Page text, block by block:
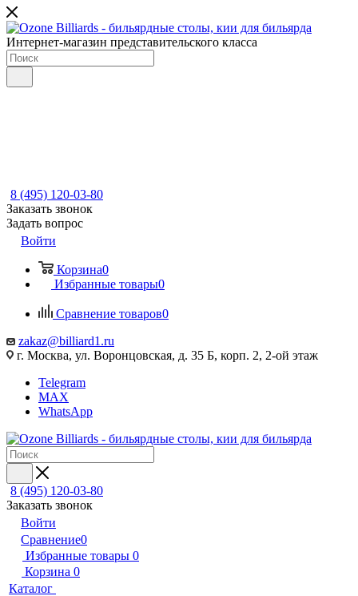
Интернет-магазин представительского класса
8 (495) 120-03-80
Заказать звонок
Задать вопрос
Войти
Корзина0
Избранные товары0
Сравнение товаров0
zakaz@billiard1.ru
г. Москва, ул. Воронцовская, д. 35 Б, корп. 2, 2-ой этаж
Telegram
MAX
WhatsApp
8 (495) 120-03-80
Заказать звонок
Войти
Сравнение0
Избранные товары 0
Корзина 0
Каталог